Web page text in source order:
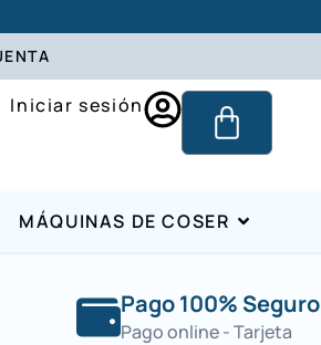
Iniciar sesión
MÁQUINAS DE COSER
Pago 100% Seguro
Pago online - Tarjeta